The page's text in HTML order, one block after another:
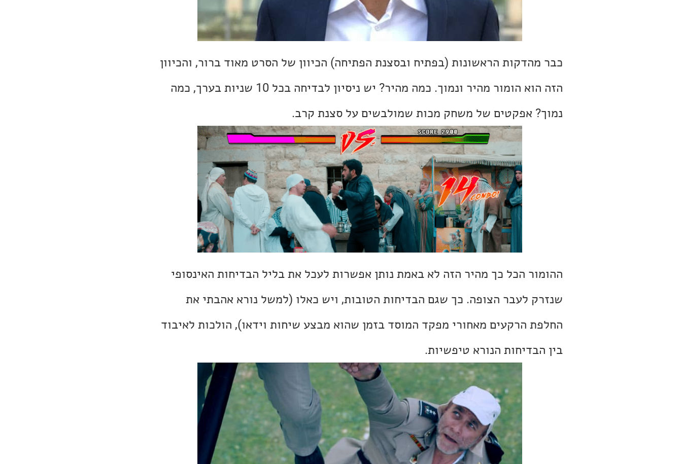
כבר מהדקות הראשונות (בפתיח ובסצנת הפתיחה) הכיוון של הסרט מאוד ברור, והכיוון
הזה הוא הומור מהיר ונמוך. כמה מהיר? יש ניסיון לבדיחה בכל 10 שניות בערך, כמה
נמוך? אפקטים של משחק מכות שמולבשים על סצנת קרב.
ההומור הכל כך מהיר הזה לא באמת נותן אפשרות לעכל את בליל הבדיחות האינסופי
שנזרק לעבר הצופה. כך שגם הבדיחות הטובות, ויש כאלו (למשל נורא אהבתי את
החלפת הרקעים מאחורי מפקד המוסד בזמן שהוא מבצע שיחות וידאו), הולכות לאיבוד
בין הבדיחות הנורא טיפשיות.